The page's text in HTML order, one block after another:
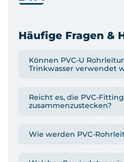
Häufige Fragen &
Können PVC-U
Trinkwasser verwendet
Reicht es, die PVC-
zusammenzustecken?
Wie werden PVC-